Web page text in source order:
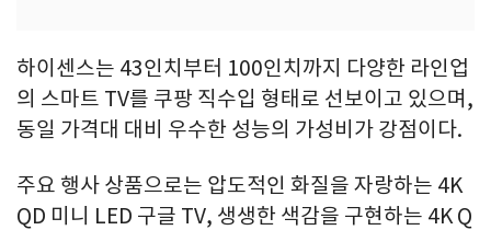
하이센스는 43인치부터 100인치까지 다양한 라인업
의 스마트 TV를 쿠팡 직수입 형태로 선보이고 있으며,
동일 가격대 대비 우수한 성능의 가성비가 강점이다.
주요 행사 상품으로는 압도적인 화질을 자랑하는 4K
QD 미니 LED 구글 TV, 생생한 색감을 구현하는 4K Q